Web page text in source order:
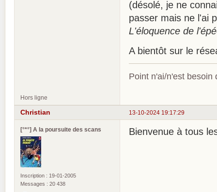
(désolé, je ne
passer mais ne l'ai
L'éloquence de
A bientôt sur le
Point n'ai/n'est besoin
Hors ligne
13-10-2024 19:17:29
Christian
[°*°] A la poursuite des scans
Inscription : 19-01-2005
Messages : 20 438
Bienvenue à tous